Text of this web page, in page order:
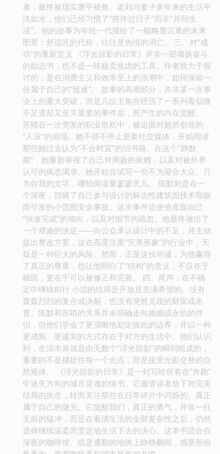
者，最终被现实磨平棱角。老刘与妻子多年来的生活平
淡如水，他们已经习惯了“搭伴过日子”而非“共同生
活”。他的故事为年轻一代描绘了一幅略显沉重的未来
图景：舒适区的代价，往往是热情的消亡。 三、对“成
功”的重新定义 《浮光掠影的日常》并非一部颂扬奋斗
的励志书，也不是一味贩卖焦虑的工具。作者致力于探
讨的，是在消费主义和效率至上的浪潮中，如何保留一
份属于自己的“慢速”。 故事的高潮部分，并非某一次事
业上的重大突破，而是几位主角在经历了一系列看似微
不足道却又至关重要的事件后，所产生的内在觉醒。
苏晴在一次突发的职业危机中，被迫面对她所创造的
“人设”的崩塌。她不得不停止更新社交媒体，开始阅读
那些她过去认为“不合时宜”的旧书籍。在这个“静默
期”，她重新审视了自己对周扬的依赖，以及对被外界
认可的病态渴求。她开始尝试写一些不为迎合大众、只
为自我的文字，哪怕阅读量寥寥无几。 陈默则是在一
个深夜，目睹了自己参与设计的标志性建筑因技术瑕疵
而引发的小范围安全事故。这次事件迫使他直面自己
“快速完成”的倾向，以及对细节的疏忽。他最终做出了
一个艰难的决定——向公众承认设计中的不足，并主动
提出整改方案，这在高度注重“完美形象”的行业中，无
疑是一种巨大的风险。然而，正是这份坦诚，为他赢得
了真正的尊重，也让他明白了“结构”的意义，不仅在于
稳固，更在于可以被修正和完善。 四、尾声：在不确
定中继续前行 小说的结局是开放且充满希望的。没有
轰轰烈烈的复合或决裂，也没有突然兑现的财富或名
誉。陈默和苏晴的关系并未明确走向婚姻或永恒的伴
侣，但他们学会了更清晰地划定彼此的边界，并以一种
更成熟、更诚实的方式存在于对方的生活中。他们认识
到，生活本身就是由无数个“浮光掠影”的瞬间组成的，
重要的不是捕捉住每一个光点，而是接受光影交替的自
然规律。 《浮光掠影的日常》是一封写给所有在“奔跑”
中迷失方向的城市灵魂的情书。它邀请读者放下对完美
结局的执念，转而关注那些在日常碎片中闪烁的、真正
属于自己的微光。它提醒我们，真正的勇气，并非一往
无前的猛冲，而是在看清生活的全部复杂性之后，仍然
选择继续温柔而坚定地生活下去的决心。这本书适合在
深夜的咖啡馆、或是通勤的地铁上静静翻阅，感受那份